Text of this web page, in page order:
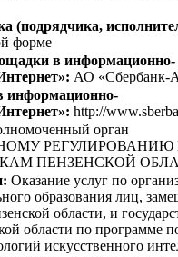
(подрядчика,
форме
в информационно-
АО «Сбербанк-
информационно-
http://
орган
РЕГУЛИРОВАНИЮ
ПЕНЗЕНСКОЙ
Оказание услуг по
образования лиц,
области, и
области по программе
искусственного